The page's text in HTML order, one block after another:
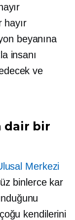
hayır
beyanına
insanı
ve
dair bir
Merkezi
binlerce kar
kendilerini